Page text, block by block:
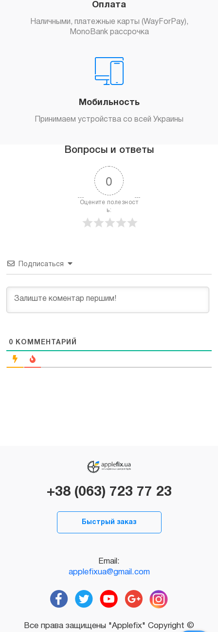
Оплата
Наличными, платежные карты (WayForPay),
MonoBank рассрочка
Мобильность
Принимаем устройства со всей Украины
Вопросы и ответы
0
Оцените полезност
ь:
Подписаться
0 КОММЕНТАРИЙ
+38 (063) 723 77 23
Быстрый заказ
Email:
applefixua@gmail.com
Все права защищены "Applefix" Copyright ©